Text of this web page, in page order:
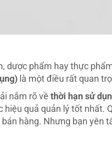
dược phẩm hay thực
là một điều rất quan
nắm rõ về thời hạn sử
quả quản lý tốt nhất.
hàng. Nhưng bạn yên